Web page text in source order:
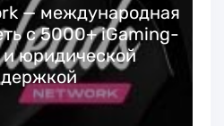
— международная
с 5000+ iGaming-
юридической